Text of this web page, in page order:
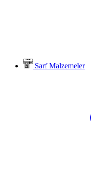
Sarf Malzemeler